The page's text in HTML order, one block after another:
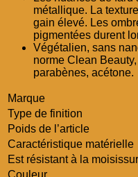
métallique. La
gain élevé. Les
pigmentées durent
Végétalien, sans
norme Clean
parabènes, acétone.
Marque
Type de finition
Poids de l’article
Caractéristique matérielle
Est résistant à la
Couleur